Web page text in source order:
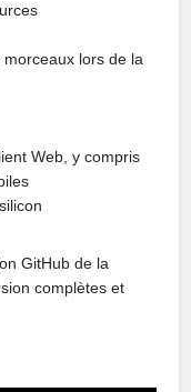
lors de la
Web, y compris
GitHub de la
complètes et